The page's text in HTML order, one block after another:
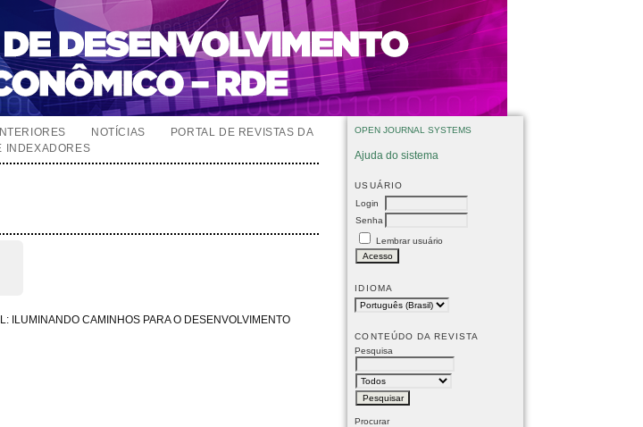
OPEN JOURNAL SYSTEMS
Ajuda do sistema
USUÁRIO
Login
Senha
Lembrar usuário
IDIOMA
CONTEÚDO DA REVISTA
Pesquisa
Procurar
NOTÍCIAS
PORTAL DE REVISTAS DA
INDEXADORES
ILUMINANDO CAMINHOS PARA O DESENVOLVIMENTO